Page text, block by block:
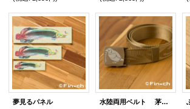
夢見るパネル
水陸両用ベルト 茅色（かやいろ）